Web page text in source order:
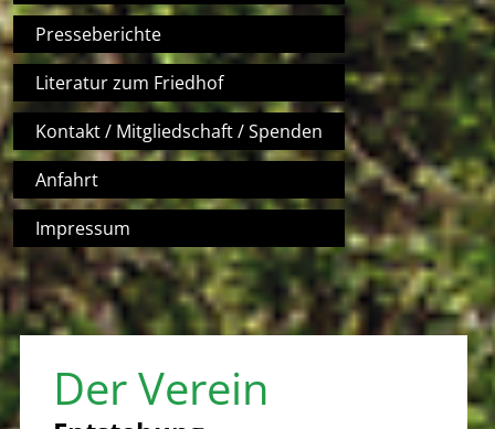
Presseberichte
Literatur zum Friedhof
Kontakt / Mitgliedschaft / Spenden
Anfahrt
Impressum
Der Verein